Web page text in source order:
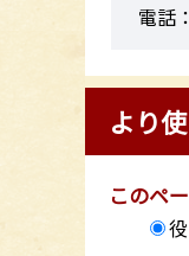
電話
より
このペ